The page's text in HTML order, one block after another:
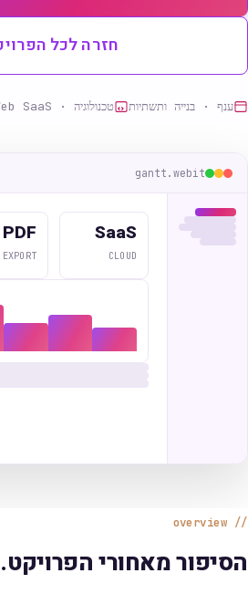
חזרה לכל
ענף · בנייה ותשתיות טכנולוגיה · Web SaaS
gantt.webit
SaaS
CLOUD
PDF
EXPORT
overview
הסיפור מאחורי הפרויקט.